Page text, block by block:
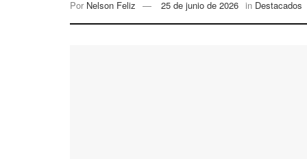
Por Nelson Feliz 25 de junio de 2026 in Destacados